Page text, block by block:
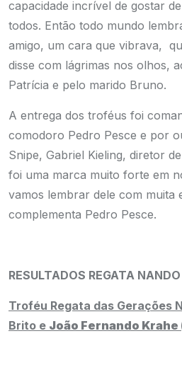
capacidade incrível de gostar
todos. Então todo mundo
amigo, um cara que vibrava,
disse com lágrimas nos olhos,
Patrícia e pelo marido Bruno.
A entrega dos troféus foi
comodoro Pedro Pesce e por
Snipe, Gabriel Kieling, diretor
foi uma marca muito forte em
vamos lembrar dele com muita
complementa Pedro Pesce.
RESULTADOS REGATA
Troféu Regata das Gerações
Brito e João Fernando